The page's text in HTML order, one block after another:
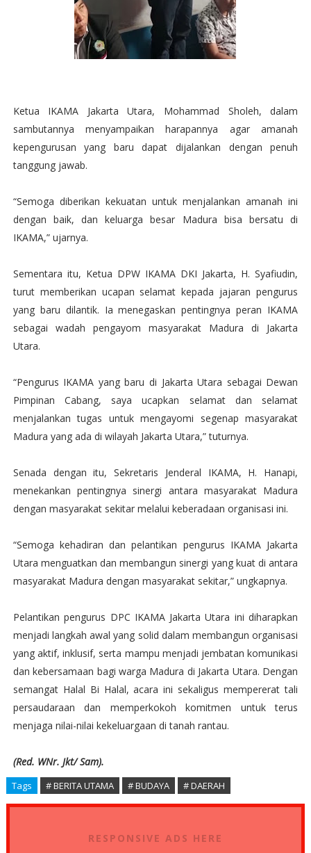
Ketua IKAMA Jakarta Utara, Mohammad Sholeh, dalam
sambutannya menyampaikan harapannya agar amanah
kepengurusan yang baru dapat dijalankan dengan penuh
tanggung jawab.
“Semoga diberikan kekuatan untuk menjalankan amanah ini
dengan baik, dan keluarga besar Madura bisa bersatu di
IKAMA,” ujarnya.
Sementara itu, Ketua DPW IKAMA DKI Jakarta, H. Syafiudin,
turut memberikan ucapan selamat kepada jajaran pengurus
yang baru dilantik. Ia menegaskan pentingnya peran IKAMA
sebagai wadah pengayom masyarakat Madura di Jakarta
Utara.
“Pengurus IKAMA yang baru di Jakarta Utara sebagai Dewan
Pimpinan Cabang, saya ucapkan selamat dan selamat
menjalankan tugas untuk mengayomi segenap masyarakat
Madura yang ada di wilayah Jakarta Utara,” tuturnya.
Senada dengan itu, Sekretaris Jenderal IKAMA, H. Hanapi,
menekankan pentingnya sinergi antara masyarakat Madura
dengan masyarakat sekitar melalui keberadaan organisasi ini.
“Semoga kehadiran dan pelantikan pengurus IKAMA Jakarta
Utara menguatkan dan membangun sinergi yang kuat di antara
masyarakat Madura dengan masyarakat sekitar,” ungkapnya.
Pelantikan pengurus DPC IKAMA Jakarta Utara ini diharapkan
menjadi langkah awal yang solid dalam membangun organisasi
yang aktif, inklusif, serta mampu menjadi jembatan komunikasi
dan kebersamaan bagi warga Madura di Jakarta Utara. Dengan
semangat Halal Bi Halal, acara ini sekaligus mempererat tali
persaudaraan dan memperkokoh komitmen untuk terus
menjaga nilai-nilai kekeluargaan di tanah rantau.
(Red. WNr. Jkt/ Sam).
Tags # BERITA UTAMA # BUDAYA # DAERAH
RESPONSIVE ADS HERE